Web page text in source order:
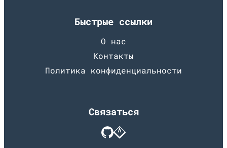
Быстрые ссылки
О нас
Контакты
Политика конфиденциальности
Связаться